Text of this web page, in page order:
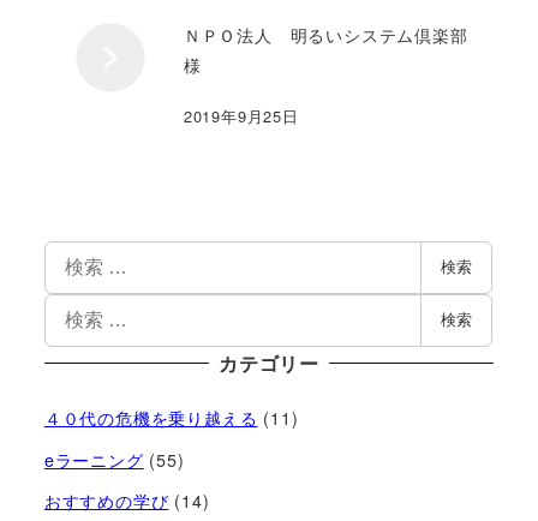
ＮＰＯ法人 明るいシステム倶楽部
様
2019年9月25日
検索
検索
カテゴリー
４０代の危機を乗り越える (11)
eラーニング (55)
おすすめの学び (14)